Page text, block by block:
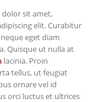
sit amet,
elit. Curabitur
eget diam
Quisque ut nulla at
lacinia. Proin
tellus, ut feugiat
ornare vel id
orci luctus et ultrices